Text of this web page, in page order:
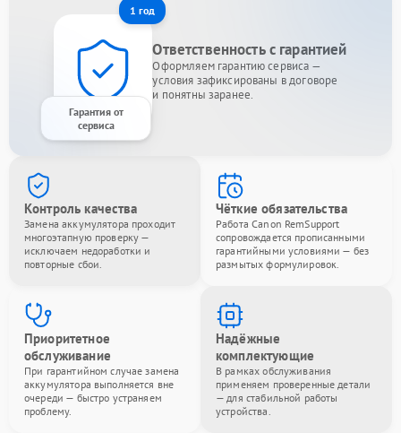
1 год
Гарантия от
сервиса
Ответственность с гарантией
Оформляем гарантию сервиса —
условия зафиксированы в договоре
и понятны заранее.
Контроль качества
Замена аккумулятора проходит
многоэтапную проверку —
исключаем недоработки и
повторные сбои.
Чёткие обязательства
Работа Canon RemSupport
сопровождается прописанными
гарантийными условиями — без
размытых формулировок.
Приоритетное
обслуживание
При гарантийном случае замена
аккумулятора выполняется вне
очереди — быстро устраняем
проблему.
Надёжные
комплектующие
В рамках обслуживания
применяем проверенные детали
— для стабильной работы
устройства.